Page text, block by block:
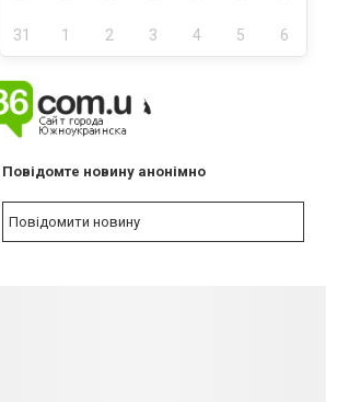
31 1 2 3 4 5 6
Повідомте новину анонімно
Повідомити новину